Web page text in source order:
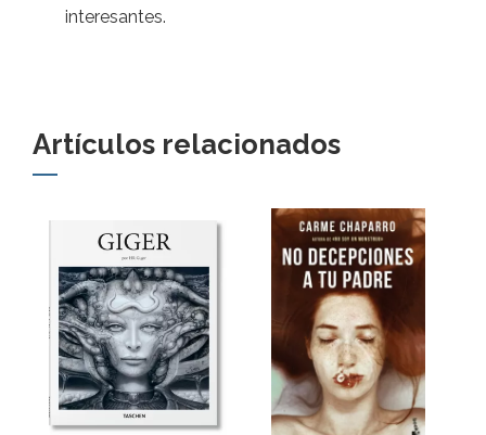
interesantes.
Artículos relacionados